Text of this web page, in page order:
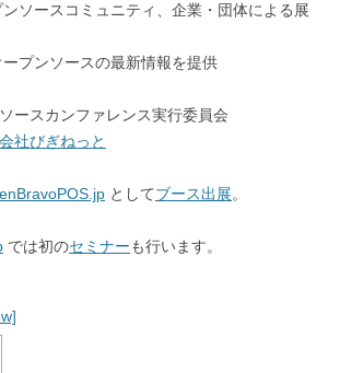
ソースコミュニティ、企業・団体による展
プンソースの最新情報を提供
ースカンファレンス実行委員会
社びぎねっと
としてブース出展。
では初のセミナーも行います。